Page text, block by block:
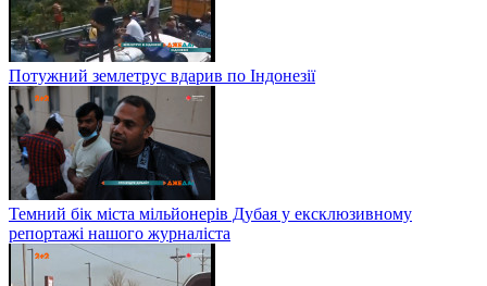
Потужний землетрус вдарив по Індонезії
Темний бік міста мільйонерів Дубая у ексклюзивному
репортажі нашого журналіста